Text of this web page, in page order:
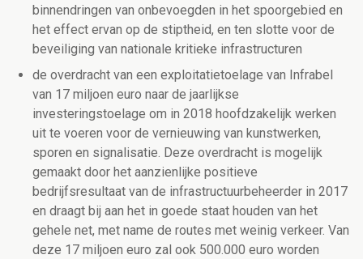
binnendringen van onbevoegden in het spoorgebied en
het effect ervan op de stiptheid, en ten slotte voor de
beveiliging van nationale kritieke infrastructuren
de overdracht van een exploitatietoelage van Infrabel
van 17 miljoen euro naar de jaarlijkse
investeringstoelage om in 2018 hoofdzakelijk werken
uit te voeren voor de vernieuwing van kunstwerken,
sporen en signalisatie. Deze overdracht is mogelijk
gemaakt door het aanzienlijke positieve
bedrijfsresultaat van de infrastructuurbeheerder in 2017
en draagt bij aan het in goede staat houden van het
gehele net, met name de routes met weinig verkeer. Van
deze 17 miljoen euro zal ook 500.000 euro worden